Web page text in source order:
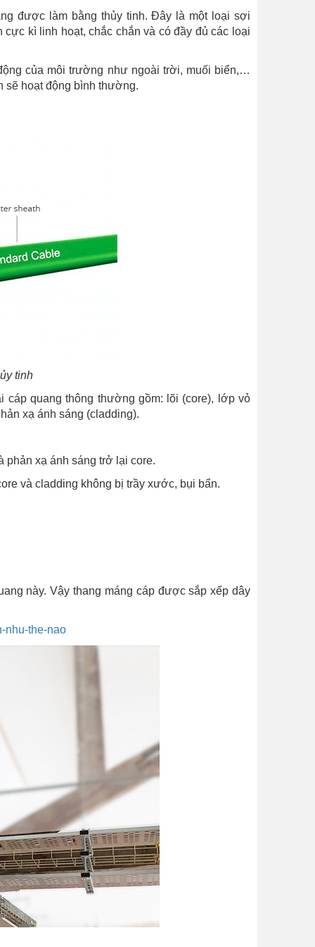
được làm bằng thủy tinh. Đây là một loại sợi
kì linh hoạt, chắc chắn và có đầy đủ các loại
của môi trường như ngoài trời, muối biển,…
sẽ hoạt động bình thường.
tinh
cáp quang thông thường gồm: lõi (core), lớp vỏ
xạ ánh sáng (cladding).
xạ ánh sáng trở lại core.
và cladding không bị trầy xước, bụi bẩn.
này. Vậy thang máng cáp được sắp xếp dây
nhu-the-nao